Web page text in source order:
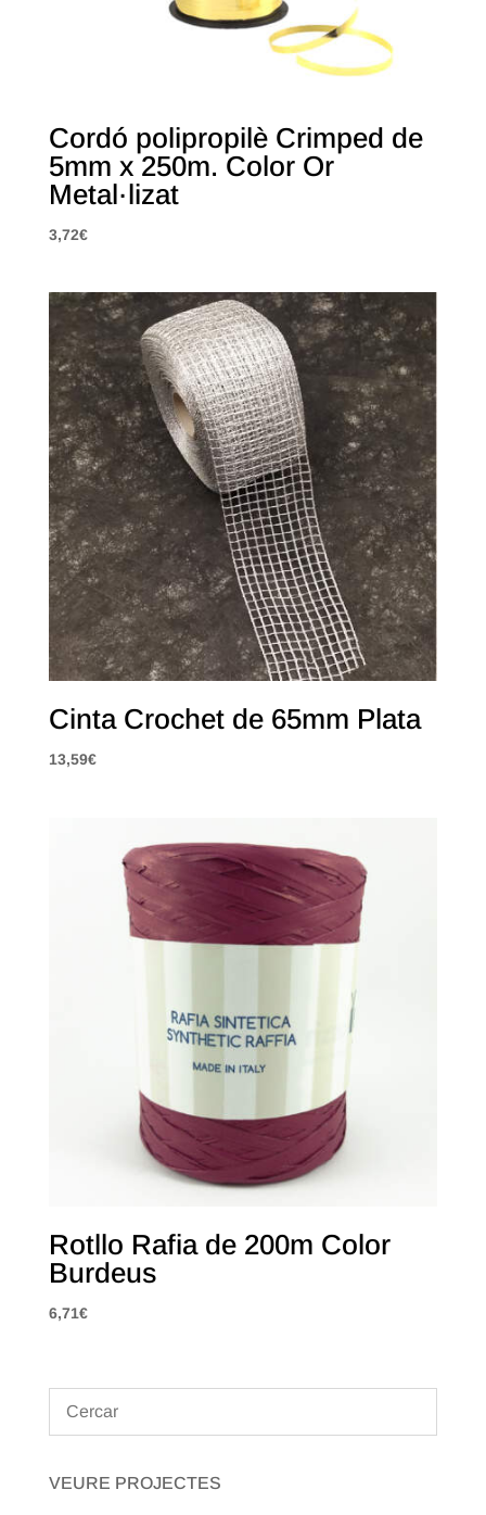
Cordó polipropilè Crimped de
5mm x 250m. Color Or
Metal·lizat
3,72€
Cinta Crochet de 65mm Plata
13,59€
Rotllo Rafia de 200m Color
Burdeus
6,71€
VEURE PROJECTES